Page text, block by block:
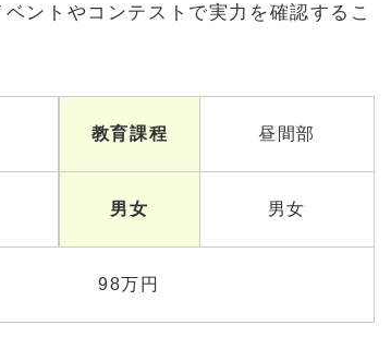
ントやコンテストで実力を確認するこ
教育課程 昼間部
男女 男女
98万円